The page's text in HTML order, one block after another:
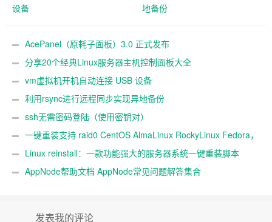
设备
地备份
AcePanel（原耗子面板）3.0 正式发布
分享20个经典Linux服务器主机控制面板大全
vm虚拟机开机自动连接 USB 设备
利用rsync进行远程同步实现异地备份
ssh无需密码登陆（使用密钥对）
一键重装支持 raid0 CentOS AlmaLinux RockyLinux Fedora，
不同系统互装
Linux reinstall：一款功能强大的服务器系统一键重装脚本
AppNode帮助文档 AppNode常见问题解答集合
发表我的评论